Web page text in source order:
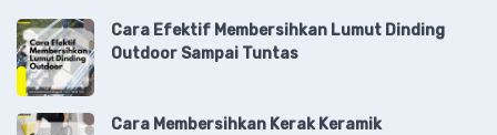
Cara Efektif Membersihkan Lumut Dinding
Outdoor Sampai Tuntas
Cara Membersihkan Kerak Keramik